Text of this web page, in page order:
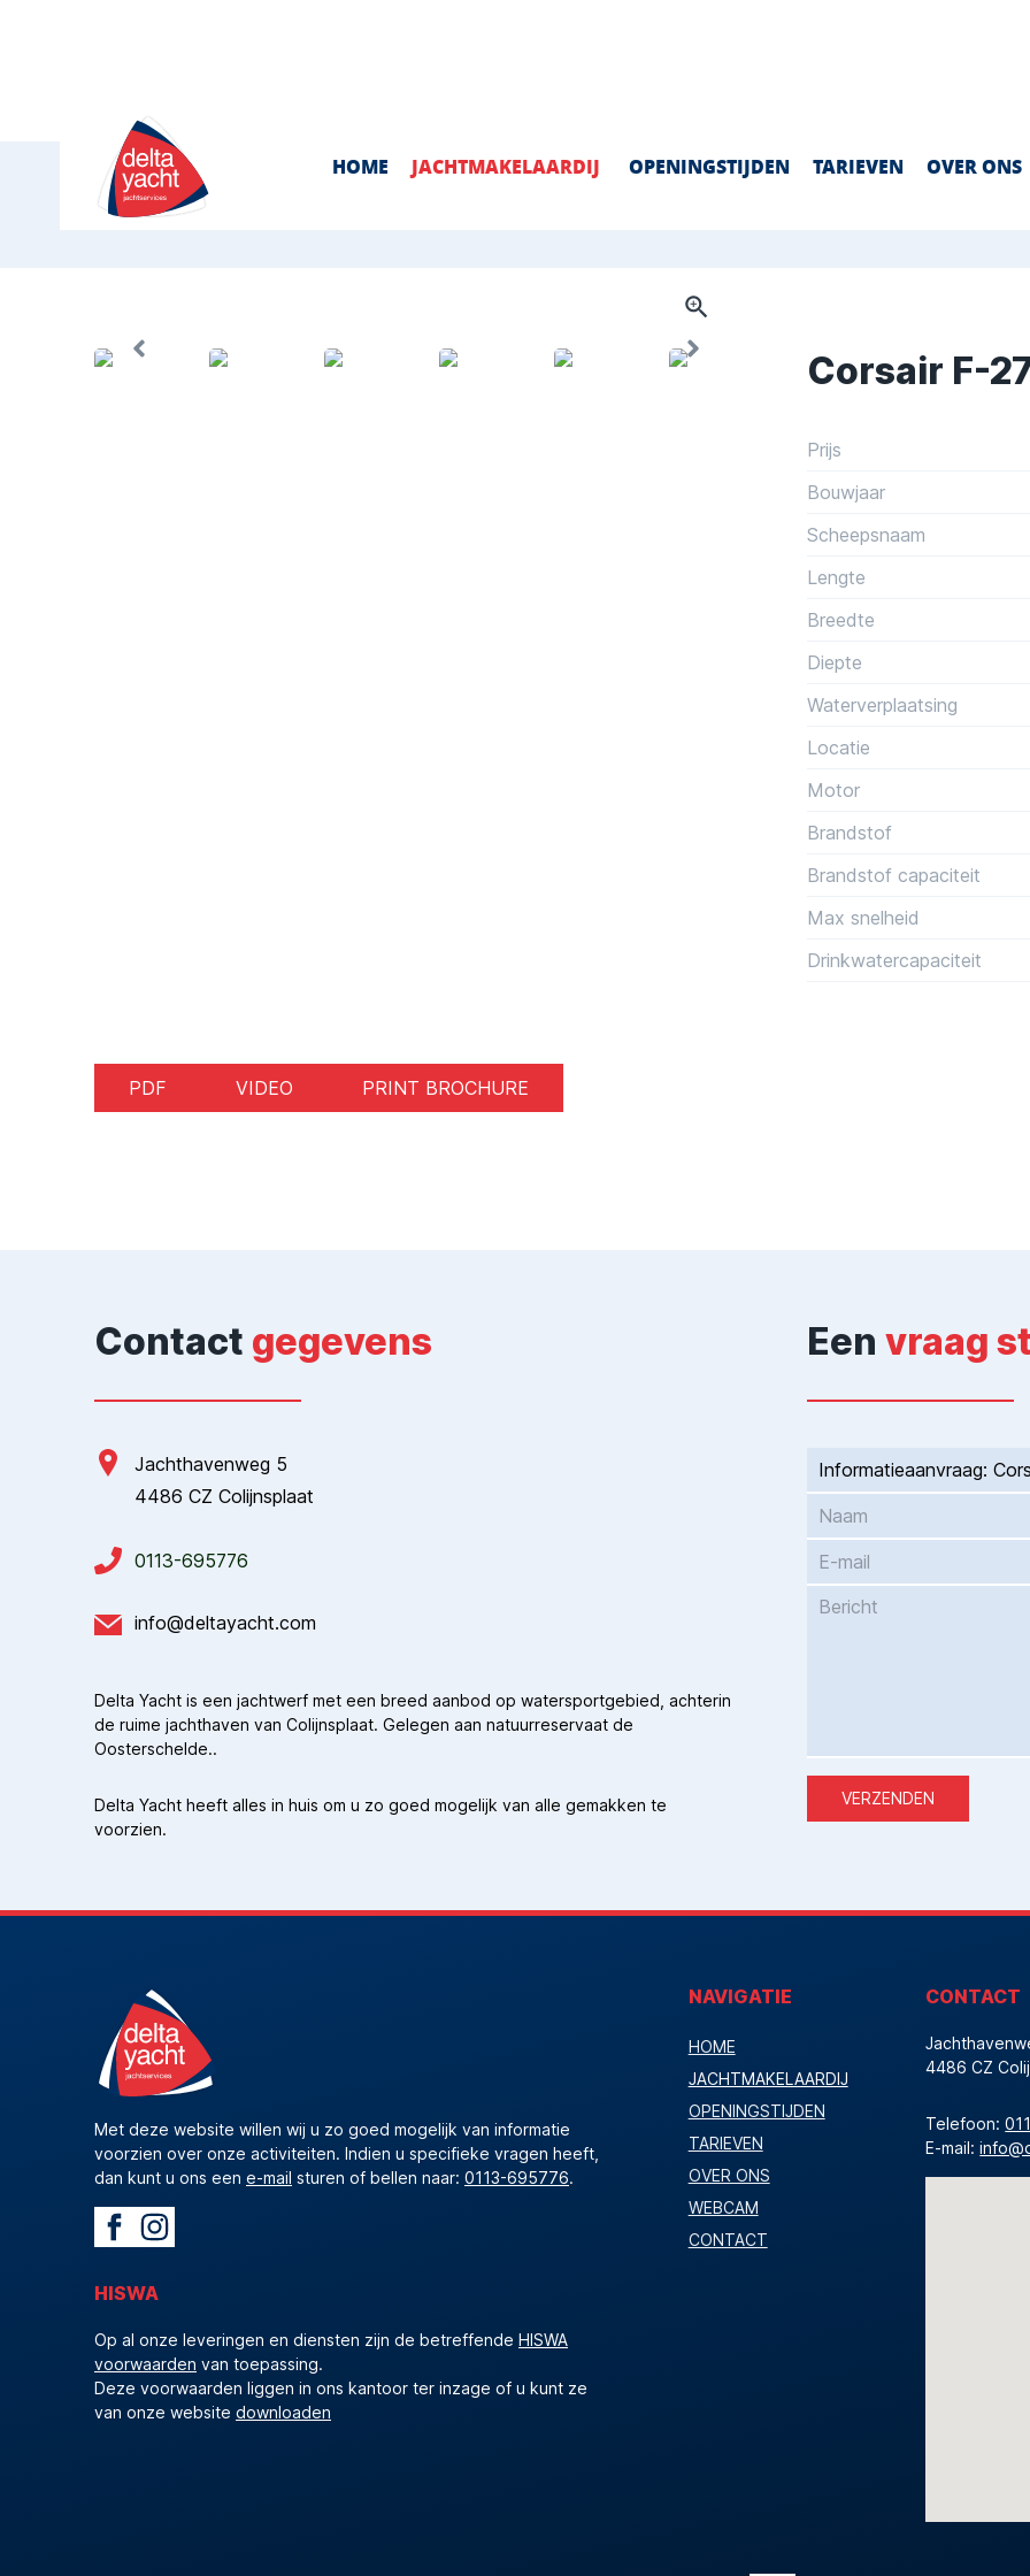
HOME JACHTMAKELAARDIJ OPENINGSTIJDEN TARIEVEN OVER ONS
Corsair F-
Prijs
Bouwjaar
Scheepsnaam
Lengte
Breedte
Diepte
Waterverplaatsing
Locatie
Motor
Brandstof
Brandstof capaciteit
Max snelheid
Drinkwatercapaciteit
PDF VIDEO PRINT BROCHURE
Contact gegevens
Jachthavenweg 5
4486 CZ Colijnsplaat
0113-695776
info@deltayacht.com
Delta Yacht is een jachtwerf met een breed aanbod op watersportgebied, achterin
de ruime jachthaven van Colijnsplaat. Gelegen aan natuurreservaat de
Oosterschelde..
Delta Yacht heeft alles in huis om u zo goed mogelijk van alle gemakken te
voorzien.
Een vraag
VERZENDEN
Met deze website willen wij u zo goed mogelijk van informatie
voorzien over onze activiteiten. Indien u specifieke vragen heeft,
dan kunt u ons een e-mail sturen of bellen naar: 0113-695776.
HISWA
Op al onze leveringen en diensten zijn de betreffende HISWA
voorwaarden van toepassing.
Deze voorwaarden liggen in ons kantoor ter inzage of u kunt ze
van onze website downloaden
NAVIGATIE
HOME
JACHTMAKELAARDIJ
OPENINGSTIJDEN
TARIEVEN
OVER ONS
WEBCAM
CONTACT
CONTACT
4486 CZ
Telefoon:
E-mail: